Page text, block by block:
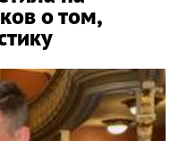
о том,